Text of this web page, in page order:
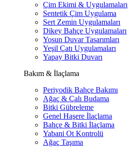
Çim Ekimi & Uygulamaları
Sentetik Çim Uygulama
Sert Zemin Uygulamaları
Dikey Bahçe Uygulamaları
Yosun Duvar Tasarımları
Yeşil Çatı Uygulamaları
Yapay Bitki Duvarı
Bakım & İlaçlama
Periyodik Bahçe Bakımı
Ağaç & Çalı Budama
Bitki Gübreleme
Genel Haşere İlaçlama
Bahçe & Bitki İlaçlama
Yabani Ot Kontrolü
Ağaç Taşıma